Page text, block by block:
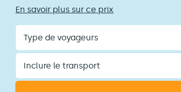
En savoir plus sur ce prix
Type
de
Inclure